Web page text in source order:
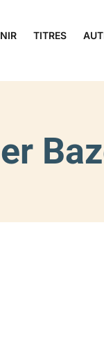
TITRES